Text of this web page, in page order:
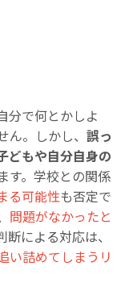
分で何とかしよ
ん。しかし、誤っ
どもや自分自身の
す。学校との関係
る可能性も否定で
問題がなかったと
による対応は、
い詰めてしまうリ